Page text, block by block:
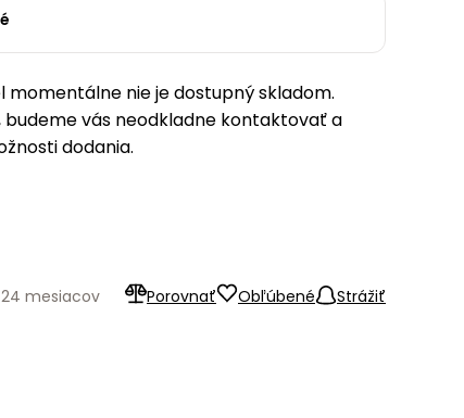
momentálne nie je dostupný skladom.
vás neodkladne kontaktovať a
dodania.
Porovnať Obľúbené Strážiť
24 mesiacov